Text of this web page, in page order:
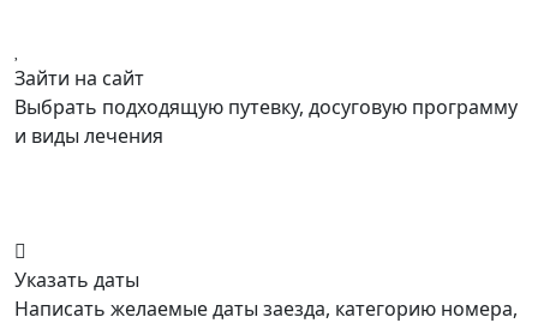
Зайти на сайт
Выбрать подходящую путевку, досуговую программу
и виды лечения
Указать даты
Написать желаемые даты заезда, категорию номера,